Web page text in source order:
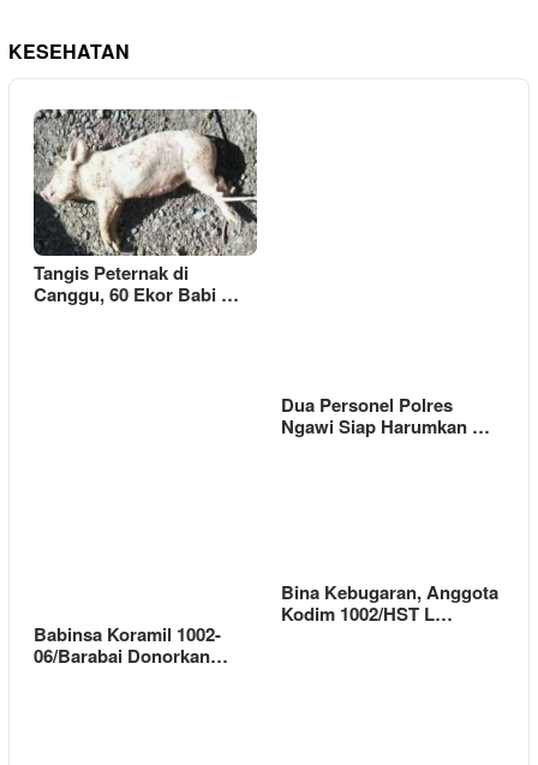
KESEHATAN
Tangis Peternak di
Canggu, 60 Ekor Babi …
Dua Personel Polres
Ngawi Siap Harumkan …
Babinsa Koramil 1002-
06/Barabai Donorkan…
Bina Kebugaran, Anggota
Kodim 1002/HST L…